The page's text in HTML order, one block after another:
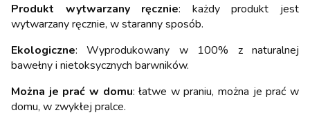
Produkt wytwarzany ręcznie: każdy produkt jest
wytwarzany ręcznie, w staranny sposób.
Ekologiczne: Wyprodukowany w 100% z naturalnej
bawełny i nietoksycznych barwników.
Można je prać w domu: łatwe w praniu, można je prać w
domu, w zwykłej pralce.